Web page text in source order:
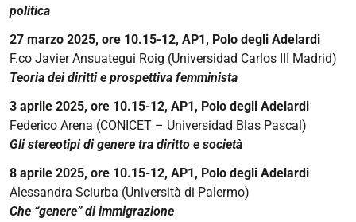
seminari
nell’ambito
dei
corsi
di
Diritto
e
tenuti
presso
il
politica
27 marzo 2025, ore 10.15-12, AP1, Polo degli Adelardi
F.co Javier Ansuategui Roig (Universidad Carlos III Madrid)
Teoria dei diritti e prospettiva femminista
3 aprile 2025, ore 10.15-12, AP1, Polo degli Adelardi
Federico Arena (CONICET – Universidad Blas Pascal)
Gli stereotipi di genere tra diritto e società
8 aprile 2025, ore 10.15-12, AP1, Polo degli Adelardi
Alessandra Sciurba (Università di Palermo)
Che “genere” di immigrazione